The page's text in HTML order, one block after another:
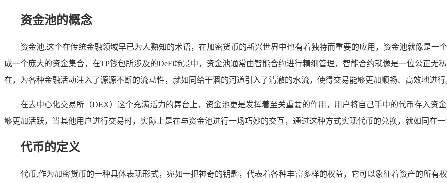
资金池的概念
资金池,这个在传统金融领域早已为人熟知的术语，在加密货币的新兴世界中也有着独特而重要的应用，资金池就像是一
成一个庞大的资金集合，在TP钱包所涉及的DeFi场景中，资金池通常由智能合约进行精细管理，智能合约就像是一位公正无
在，为各种金融活动注入了源源不断的流动性，就如同给干涸的河道引入了清澈的水流，使得交易能够更加顺畅、高效地进行
在去中心化交易所（DEX）这个充满活力的舞台上，资金池更是发挥着至关重要的作用，用户将自己手中的代币存入资
够更加活跃，当其他用户进行交易时，实际上是在与资金池进行一场巧妙的交互，通过这种方式实现代币的兑换，就如同在一
代币的定义
代币,作为加密货币的一种具体表现形式，宛如一把神奇的钥匙，代表着各种丰富多样的权益，它可以象征着资产的所有